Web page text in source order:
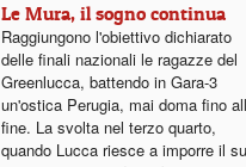
Le Mura, il sogno continua
Raggiungono l'obiettivo dichiarato
delle finali nazionali le ragazze del
Greenlucca, battendo in Gara-3
un'ostica Perugia, mai doma fino
fine. La svolta nel terzo quarto,
quando Lucca riesce a imporre il